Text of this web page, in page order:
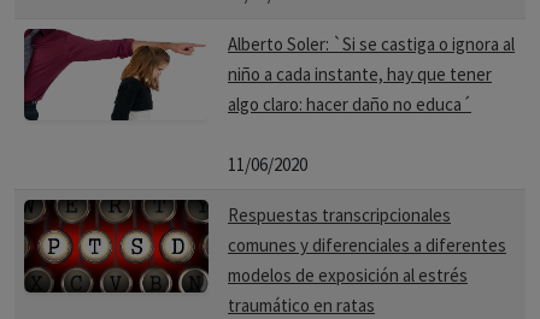
Alberto Soler: `Si se castiga o ignora al
niño a cada instante, hay que tener
algo claro: hacer daño no educa´
11/06/2020
Respuestas transcripcionales
comunes y diferenciales a diferentes
modelos de exposición al estrés
traumático en ratas